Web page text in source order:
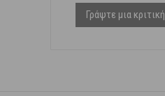
Γράψτε μια κριτική